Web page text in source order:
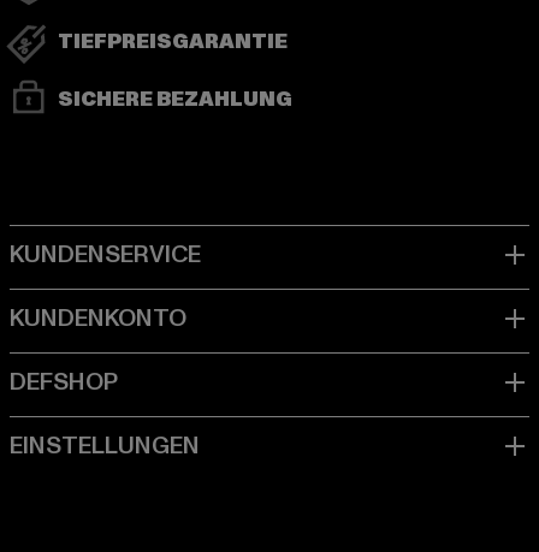
TIEFPREISGARANTIE
SICHERE BEZAHLUNG